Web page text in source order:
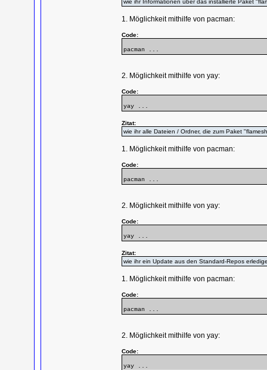
wie ihr Informationen über das installierte Paket
1. Möglichkeit mithilfe von pacman:
Code:
pacman ...
2. Möglichkeit mithilfe von yay:
Code:
yay ...
Zitat:
wie ihr alle Dateien / Ordner, die zum Paket
1. Möglichkeit mithilfe von pacman:
Code:
pacman ...
2. Möglichkeit mithilfe von yay:
Code:
yay ...
Zitat:
wie ihr ein Update aus den Standard-Repos
1. Möglichkeit mithilfe von pacman:
Code:
pacman ...
2. Möglichkeit mithilfe von yay:
Code:
yay ...